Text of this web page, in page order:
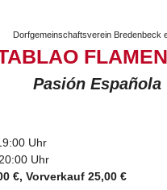
Dorfgemeinschaftsverein Bredenbeck
Pasión Española
Uhr
Uhr
€, Vorverkauf 25,00 €